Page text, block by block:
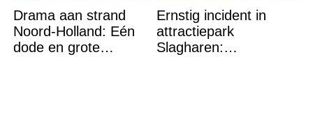
Drama aan strand
Noord-Holland: Eén
dode en grote
Ernstig incident in
attractiepark
Slagharen: